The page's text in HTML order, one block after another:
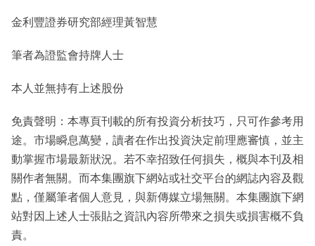
金利豐證券研究部經理黃智慧
筆者為證監會持牌人士
本人並無持有上述股份
免責聲明：本專頁刊載的所有投資分析技巧，只可作參考用
途。市場瞬息萬變，讀者在作出投資決定前理應審慎，並主
動掌握市場最新狀況。若不幸招致任何損失，概與本刊及相
關作者無關。而本集團旗下網站或社交平台的網誌內容及觀
點，僅屬筆者個人意見，與新傳媒立場無關。本集團旗下網
站對因上述人士張貼之資訊內容所帶來之損失或損害概不負
責。